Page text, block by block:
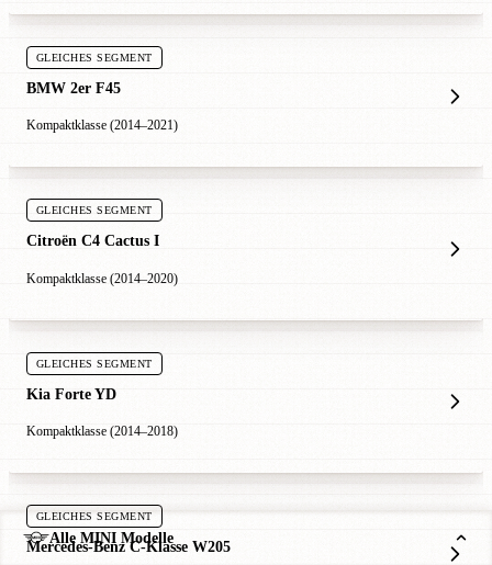
GLEICHES SEGMENT
BMW 2er F45
Kompaktklasse (2014–2021)
GLEICHES SEGMENT
Citroën C4 Cactus I
Kompaktklasse (2014–2020)
GLEICHES SEGMENT
Kia Forte YD
Kompaktklasse (2014–2018)
GLEICHES SEGMENT
Mercedes-Benz C-Klasse W205
Alle MINI Modelle